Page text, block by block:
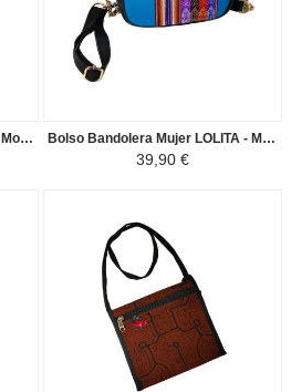
Morral Denim Unisex - Motivos Mochica - Verde Bolso Bandolera Mujer LOLITA - Manto Peruano Motivos Étnicos - Celeste Colorido
39,90 €